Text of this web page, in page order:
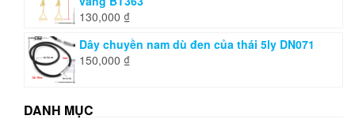
130,000 ₫
Dây chuyền nam dù đen của thái 5ly DN071
150,000 ₫
DANH MỤC